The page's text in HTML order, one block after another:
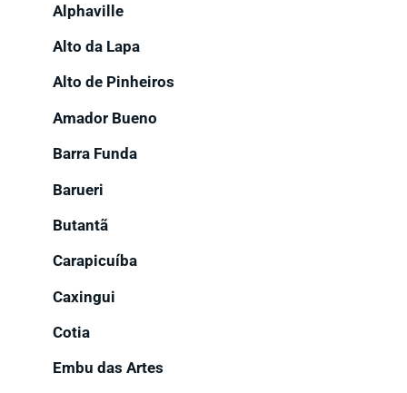
Alphaville
Alto da Lapa
Alto de Pinheiros
Amador Bueno
Barra Funda
Barueri
Butantã
Carapicuíba
Caxingui
Cotia
Embu das Artes